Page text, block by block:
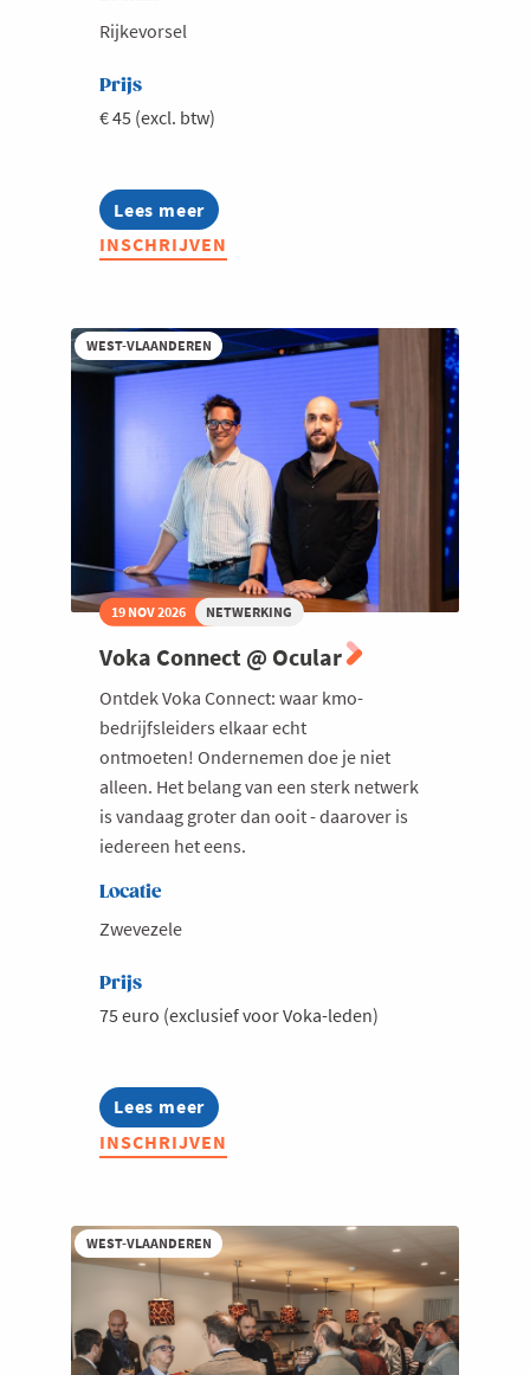
Rijkevorsel
Prijs
€ 45 (excl. btw)
Lees meer
about
Voka
Lokaal
Najaarsdrink
met
Campine
INSCHRIJVEN
WEST-VLAANDEREN
19 NOV 2026 NETWERKING
Voka Connect @ Ocular
Ontdek Voka Connect: waar kmo-
bedrijfsleiders elkaar echt
ontmoeten! Ondernemen doe je niet
alleen. Het belang van een sterk netwerk
is vandaag groter dan ooit - daarover is
iedereen het eens.
Locatie
Zwevezele
Prijs
75 euro (exclusief voor Voka-leden)
Lees meer
about
Voka
Connect
INSCHRIJVEN
WEST-VLAANDEREN